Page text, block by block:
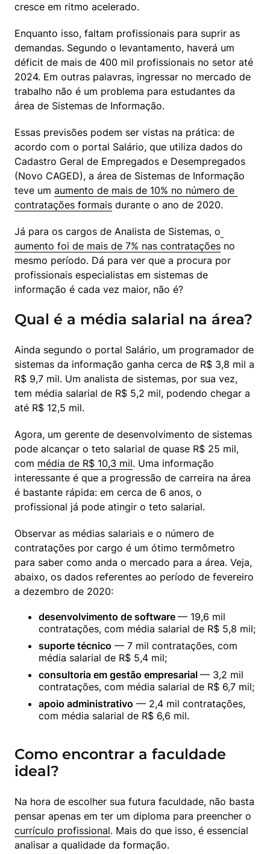
cresce em ritmo acelerado.
Enquanto isso, faltam profissionais para suprir as
demandas. Segundo o levantamento, haverá um
déficit de mais de 400 mil profissionais no setor até
2024. Em outras palavras, ingressar no mercado de
trabalho não é um problema para estudantes da
área de Sistemas de Informação.
Essas previsões podem ser vistas na prática: de
acordo com o portal Salário, que utiliza dados do
Cadastro Geral de Empregados e Desempregados
(Novo CAGED), a área de Sistemas de Informação
teve um aumento de mais de 10% no número de
contratações formais durante o ano de 2020.
Já para os cargos de Analista de Sistemas, o
aumento foi de mais de 7% nas contratações no
mesmo período. Dá para ver que a procura por
profissionais especialistas em sistemas de
informação é cada vez maior, não é?
Qual é a média salarial na área?
Ainda segundo o portal Salário, um programador de
sistemas da informação ganha cerca de R$ 3,8 mil a
R$ 9,7 mil. Um analista de sistemas, por sua vez,
tem média salarial de R$ 5,2 mil, podendo chegar a
até R$ 12,5 mil.
Agora, um gerente de desenvolvimento de sistemas
pode alcançar o teto salarial de quase R$ 25 mil,
com média de R$ 10,3 mil. Uma informação
interessante é que a progressão de carreira na área
é bastante rápida: em cerca de 6 anos, o
profissional já pode atingir o teto salarial.
Observar as médias salariais e o número de
contratações por cargo é um ótimo termômetro
para saber como anda o mercado para a área. Veja,
abaixo, os dados referentes ao período de fevereiro
a dezembro de 2020:
desenvolvimento de software — 19,6 mil
contratações, com média salarial de R$ 5,8 mil;
suporte técnico — 7 mil contratações, com
média salarial de R$ 5,4 mil;
consultoria em gestão empresarial — 3,2 mil
contratações, com média salarial de R$ 6,7 mil;
apoio administrativo — 2,4 mil contratações,
com média salarial de R$ 6,6 mil.
Como encontrar a faculdade
ideal?
Na hora de escolher sua futura faculdade, não basta
currículo profissional. Mais do que isso, é essencial
analisar a qualidade da formação.